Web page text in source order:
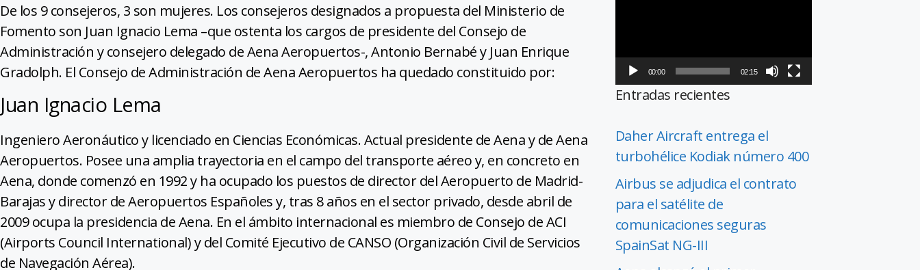
De los 9 consejeros, 3 son mujeres. Los consejeros designados a propuesta del Ministerio de
Fomento son Juan Ignacio Lema –que ostenta los cargos de presidente del Consejo de
Administración y consejero delegado de Aena Aeropuertos-, Antonio Bernabé y Juan Enrique
Gradolph. El Consejo de Administración de Aena Aeropuertos ha quedado constituido por:
Juan Ignacio Lema
Ingeniero Aeronáutico y licenciado en Ciencias Económicas. Actual presidente de Aena y de Aena
Aeropuertos. Posee una amplia trayectoria en el campo del transporte aéreo y, en concreto en
Aena, donde comenzó en 1992 y ha ocupado los puestos de director del Aeropuerto de Madrid-
Barajas y director de Aeropuertos Españoles y, tras 8 años en el sector privado, desde abril de
2009 ocupa la presidencia de Aena. En el ámbito internacional es miembro de Consejo de ACI
(Airports Council International) y del Comité Ejecutivo de CANSO (Organización Civil de Servicios
de Navegación Aérea).
00:00 02:15
Entradas recientes
Daher Aircraft entrega el
turbohélice Kodiak número 400
Airbus se adjudica el contrato
para el satélite de
comunicaciones seguras
SpainSat NG-III